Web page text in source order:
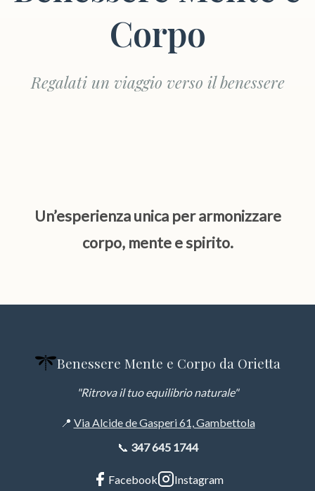
Corpo
Regalati un viaggio verso il benessere
Un’esperienza unica per armonizzare
corpo, mente e spirito.
Benessere Mente e Corpo da Orietta
"Ritrova il tuo equilibrio naturale"
📍 Via Alcide de Gasperi 61, Gambettola
📞 347 645 1744
Facebook Instagram